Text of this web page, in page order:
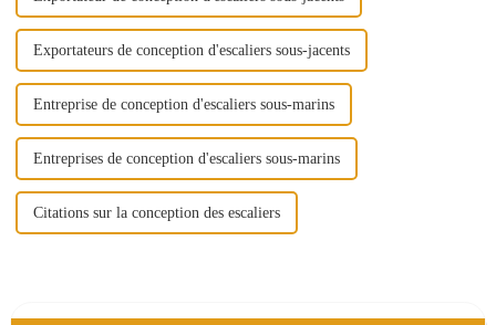
Exportateurs de conception d'escaliers sous-jacents
Entreprise de conception d'escaliers sous-marins
Entreprises de conception d'escaliers sous-marins
Citations sur la conception des escaliers